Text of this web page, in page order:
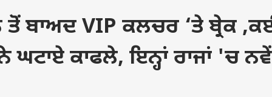
ਚੋਣਾਂ 2025
ਟ੍ਰੈਂਡਿੰਗ
ਤੋਂ ਬਾਅਦ VIP ਕਲਚਰ ‘ਤੇ ਬ੍ਰੇਕ
ਕਾਫਲੇ, ਇਨ੍ਹਾਂ ਰਾਜਾਂ 'ਚ ਨਵੇਂ